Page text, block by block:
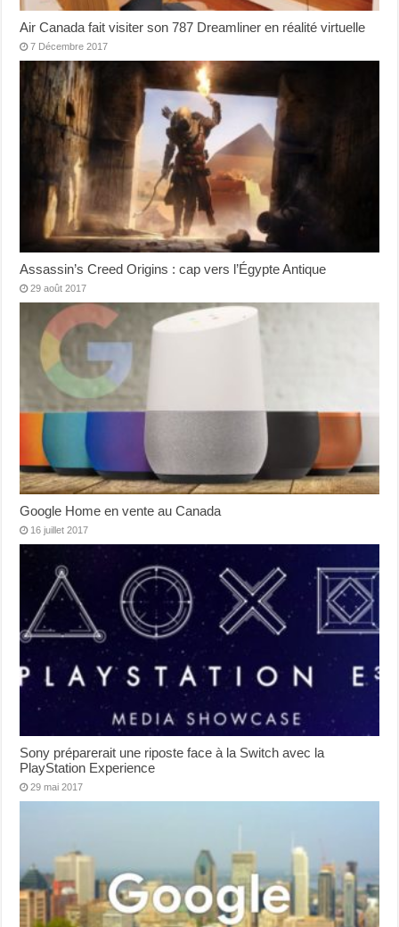
Air Canada fait visiter son 787 Dreamliner en réalité virtuelle
7 Décembre 2017
Assassin’s Creed Origins : cap vers l’Égypte Antique
29 août 2017
Google Home en vente au Canada
16 juillet 2017
Sony préparerait une riposte face à la Switch avec la
PlayStation Experience
29 mai 2017